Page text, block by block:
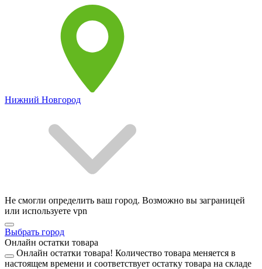
Нижний Новгород
Не смогли определить ваш город. Возможно вы заграницей
или используете vpn
Выбрать город
Онлайн остатки товара
Онлайн остатки товара! Количество товара меняется в
настоящем времени и соответствует остатку товара на складе